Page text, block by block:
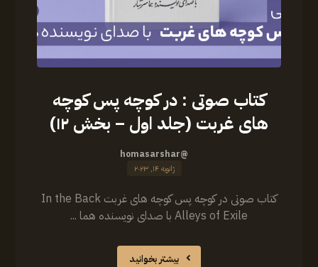
کتاب صوتی : در کوچه پس کوچه
های غربت (جلد اول – بخش ۱۲)
@homasarshar
ژانویه ۱۴, ۲۰۲۳
کتاب صوتی در کوچه پس کوچه های غربت In the Back
Alleys of Exile با صدای نویسنده هما ...
بیشتر بخوانید